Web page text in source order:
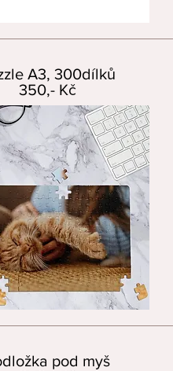
A3, 300dílků
350,- Kč
pod myš